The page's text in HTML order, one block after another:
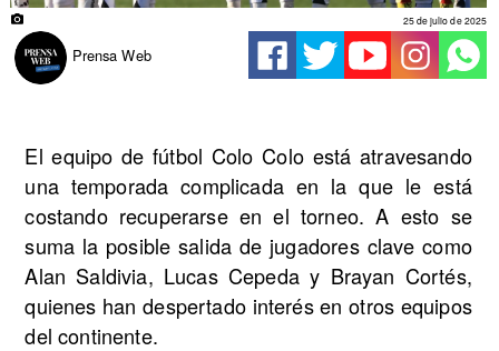
Prensa Web
25 de julio de 2025
El equipo de fútbol Colo Colo está atravesando
una temporada complicada en la que le está
costando recuperarse en el torneo. A esto se
suma la posible salida de jugadores clave como
Alan Saldivia, Lucas Cepeda y Brayan Cortés,
quienes han despertado interés en otros equipos
del continente.